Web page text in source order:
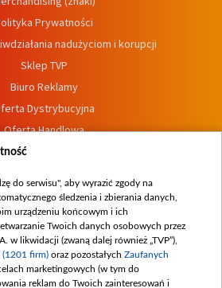
Prywatności
nadużyciom i korupcji
Sklep TVP
Biuro Reklamy
Dystrybucyjna
Oferta Handlowa
Dostępność
zgłoszeń wewnętrznych
do serwisu", aby wyrazić zgody na
śledzenia i zbierania danych,
urządzeniu końcowym i ich
Twoich danych osobowych przez
w likwidacji (zwaną dalej również „TVP”),
(1201 firm) oraz pozostałych Zaufanych
celach marketingowych (w tym do
reklam do Twoich zainteresowań i